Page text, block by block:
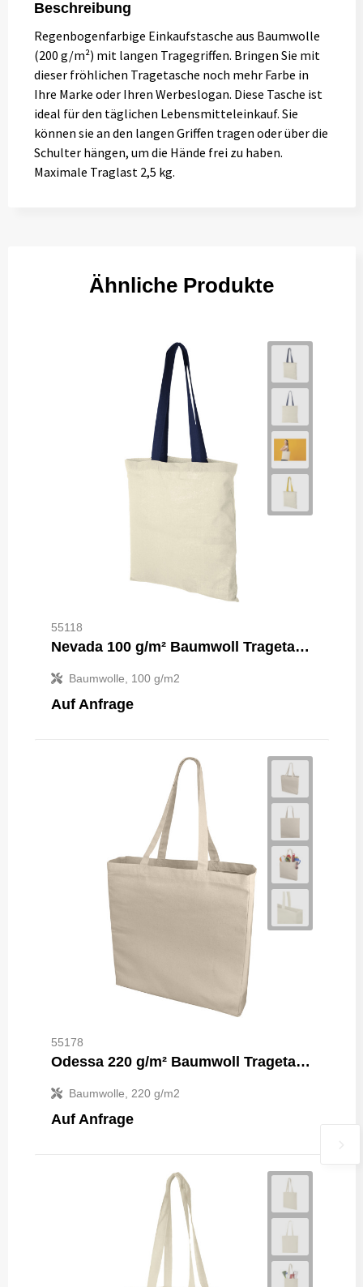
Beschreibung
Regenbogenfarbige Einkaufstasche aus Baumwolle
(200 g/m²) mit langen Tragegriffen. Bringen Sie mit
dieser fröhlichen Tragetasche noch mehr Farbe in
Ihre Marke oder Ihren Werbeslogan. Diese Tasche ist
ideal für den täglichen Lebensmitteleinkauf. Sie
können sie an den langen Griffen tragen oder über die
Schulter hängen, um die Hände frei zu haben.
Maximale Traglast 2,5 kg.
Ähnliche Produkte
55118
Nevada 100 g/m² Baumwoll Tragetasche 7L
Baumwolle, 100 g/m2
Auf Anfrage
55178
Odessa 220 g/m² Baumwoll Tragetasche 13L
Baumwolle, 220 g/m2
Auf Anfrage